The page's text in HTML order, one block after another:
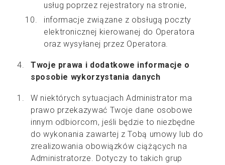
usług poprzez rejestratory na stronie,
informacje związane z obsługą poczty
elektronicznej kierowanej do Operatora
oraz wysyłanej przez Operatora.
Twoje prawa i dodatkowe informacje o
sposobie wykorzystania danych
W niektórych sytuacjach Administrator ma
prawo przekazywać Twoje dane osobowe
innym odbiorcom, jeśli będzie to niezbędne
do wykonania zawartej z Tobą umowy lub do
zrealizowania obowiązków ciążących na
Administratorze. Dotyczy to takich grup